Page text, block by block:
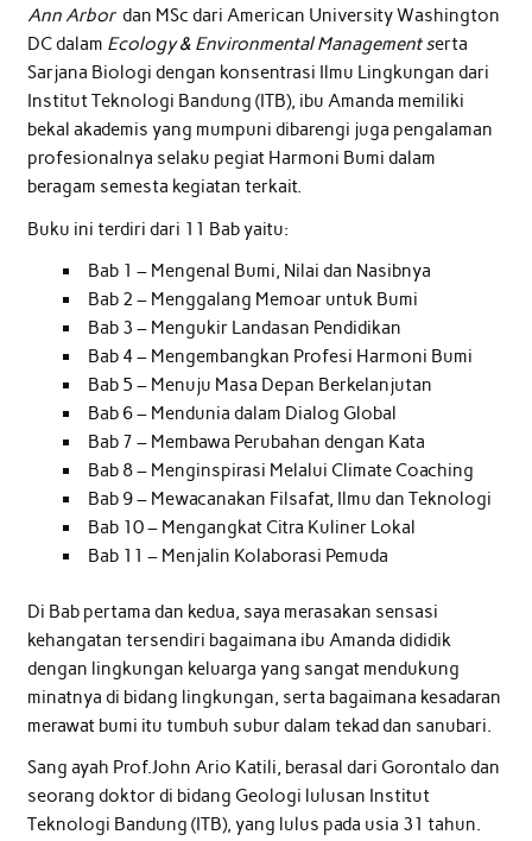
Ann Arbor dan MSc dari American University Washington
DC dalam Ecology & Environmental Management serta
Sarjana Biologi dengan konsentrasi Ilmu Lingkungan dari
Institut Teknologi Bandung (ITB), ibu Amanda memiliki
bekal akademis yang mumpuni dibarengi juga pengalaman
profesionalnya selaku pegiat Harmoni Bumi dalam
beragam semesta kegiatan terkait.
Buku ini terdiri dari 11 Bab yaitu:
Bab 1 – Mengenal Bumi, Nilai dan Nasibnya
Bab 2 – Menggalang Memoar untuk Bumi
Bab 3 – Mengukir Landasan Pendidikan
Bab 4 – Mengembangkan Profesi Harmoni Bumi
Bab 5 – Menuju Masa Depan Berkelanjutan
Bab 6 – Mendunia dalam Dialog Global
Bab 7 – Membawa Perubahan dengan Kata
Bab 8 – Menginspirasi Melalui Climate Coaching
Bab 9 – Mewacanakan Filsafat, Ilmu dan Teknologi
Bab 10 – Mengangkat Citra Kuliner Lokal
Bab 11 – Menjalin Kolaborasi Pemuda
Di Bab pertama dan kedua, saya merasakan sensasi
kehangatan tersendiri bagaimana ibu Amanda dididik
dengan lingkungan keluarga yang sangat mendukung
minatnya di bidang lingkungan, serta bagaimana kesadaran
merawat bumi itu tumbuh subur dalam tekad dan sanubari.
Sang ayah Prof.John Ario Katili, berasal dari Gorontalo dan
seorang doktor di bidang Geologi lulusan Institut
Teknologi Bandung (ITB), yang lulus pada usia 31 tahun.